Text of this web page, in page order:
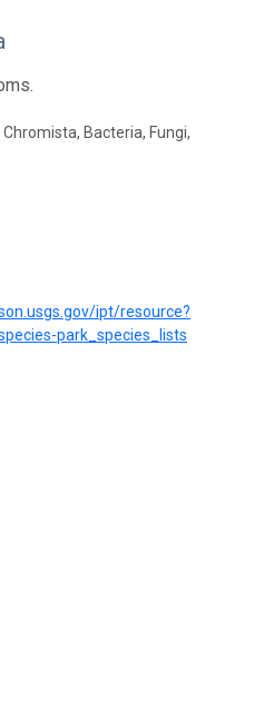
Bacteria, Fungi,
ipt/resource?
park_species_lists